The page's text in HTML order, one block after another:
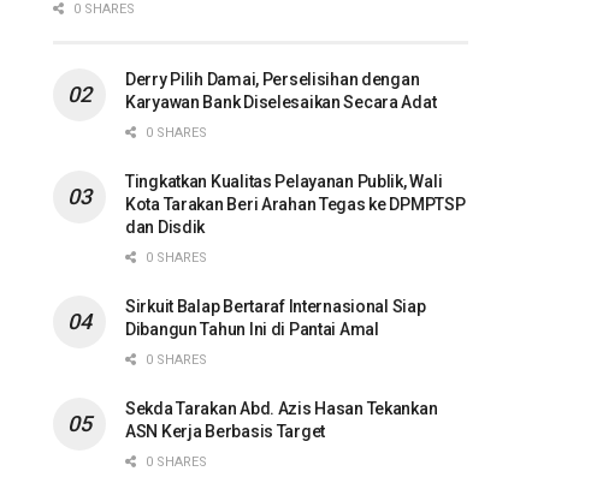
0 SHARES
Derry Pilih Damai, Perselisihan dengan
Karyawan Bank Diselesaikan Secara Adat
0 SHARES
Tingkatkan Kualitas Pelayanan Publik, Wali
Kota Tarakan Beri Arahan Tegas ke DPMPTSP
dan Disdik
0 SHARES
Sirkuit Balap Bertaraf Internasional Siap
Dibangun Tahun Ini di Pantai Amal
0 SHARES
Sekda Tarakan Abd. Azis Hasan Tekankan
ASN Kerja Berbasis Target
0 SHARES